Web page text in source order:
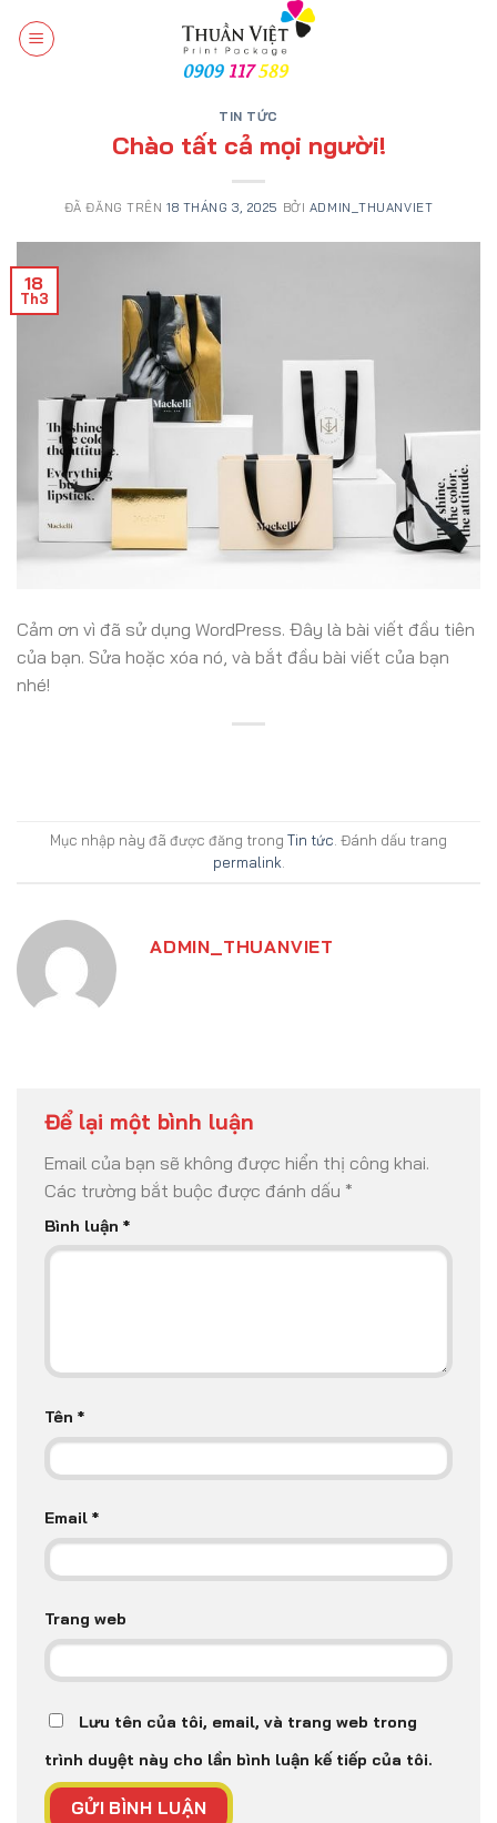
đến
TIN TỨC
Chào tất cả mọi người!
ĐÃ ĐĂNG TRÊN18 THÁNG 3, 2025 BỞI ADMIN_THUANVIET
18
Th3
Cảm ơn vì đã sử dụng WordPress. Đây là bài viết đầu tiên
của bạn. Sửa hoặc xóa nó, và bắt đầu bài viết của bạn
nhé!
Mục nhập này đã được đăng trong Tin tức. Đánh dấu trang
permalink.
ADMIN_THUANVIET
Để lại một bình luận
Email của bạn sẽ không được hiển thị công khai.
Các trường bắt buộc được đánh dấu *
Bình luận *
Tên *
Email *
Trang web
Lưu tên của tôi, email, và trang web trong
trình duyệt này cho lần bình luận kế tiếp của tôi.